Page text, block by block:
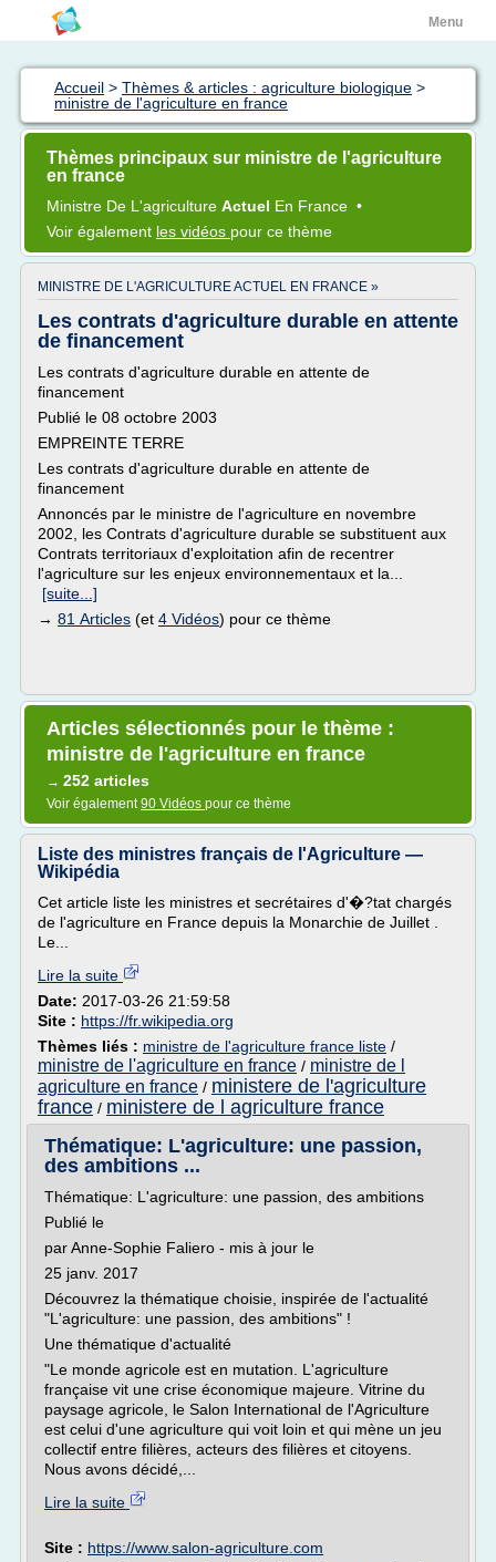
Menu
Accueil > Thèmes & articles : agriculture biologique >
ministre de l'agriculture en france
Thèmes principaux sur ministre de l'agriculture
en france
Ministre De L'agriculture Actuel En France •
Voir également les vidéos pour ce thème
MINISTRE DE L'AGRICULTURE ACTUEL EN FRANCE »
Les contrats d'agriculture durable en attente
de financement
Les contrats d'agriculture durable en attente de
financement
Publié le 08 octobre 2003
EMPREINTE TERRE
Les contrats d'agriculture durable en attente de
financement
Annoncés par le ministre de l'agriculture en novembre
2002, les Contrats d'agriculture durable se substituent aux
Contrats territoriaux d'exploitation afin de recentrer
l'agriculture sur les enjeux environnementaux et la...
[suite...]
→ 81 Articles (et 4 Vidéos) pour ce thème
Articles sélectionnés pour le thème :
ministre de l'agriculture en france
→ 252 articles
Voir également90 Vidéos pour ce thème
Liste des ministres français de l'Agriculture —
Wikipédia
Cet article liste les ministres et secrétaires d'�?tat chargés
de l'agriculture en France depuis la Monarchie de Juillet .
Le...
Lire la suite
Date: 2017-03-26 21:59:58
Site : https://fr.wikipedia.org
Thèmes liés : ministre de l'agriculture france liste /
ministre de l'agriculture en france / ministre de l
agriculture en france / ministere de l'agriculture
france / ministere de l agriculture france
Thématique: L'agriculture: une passion,
des ambitions ...
Thématique: L'agriculture: une passion, des ambitions
Publié le
par Anne-Sophie Faliero - mis à jour le
25 janv. 2017
Découvrez la thématique choisie, inspirée de l'actualité
"L'agriculture: une passion, des ambitions" !
Une thématique d'actualité
"Le monde agricole est en mutation. L'agriculture
française vit une crise économique majeure. Vitrine du
paysage agricole, le Salon International de l'Agriculture
est celui d'une agriculture qui voit loin et qui mène un jeu
collectif entre filières, acteurs des filières et citoyens.
Nous avons décidé,...
Lire la suite
Site : https://www.salon-agriculture.com